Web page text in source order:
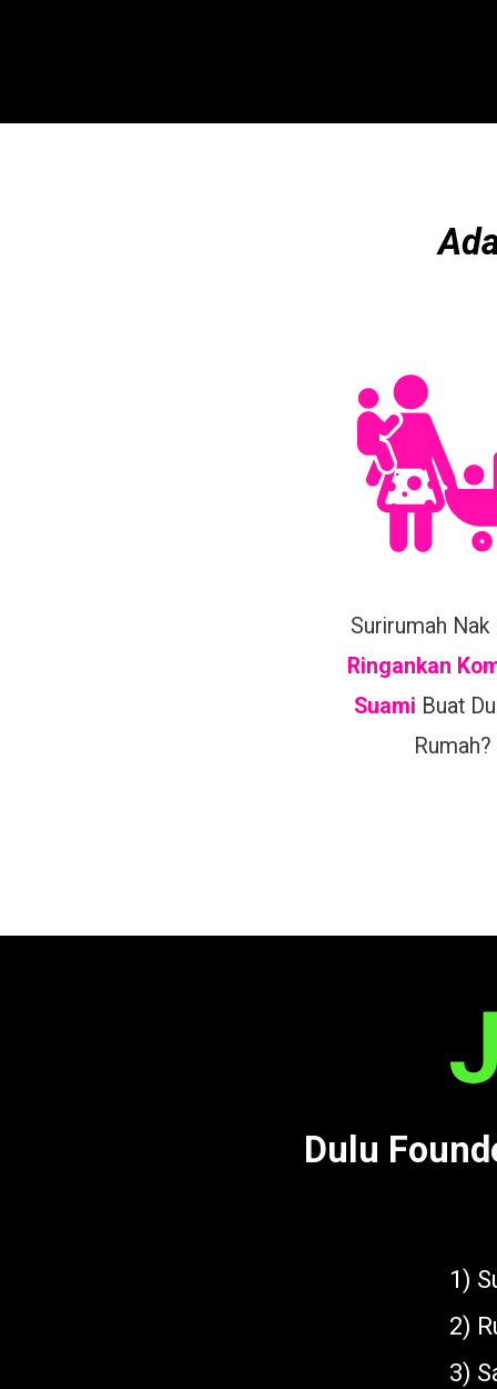
Surirumah Nak
Ringankan
Suami Buat
Rumah?
Dulu
1)
2)
3)